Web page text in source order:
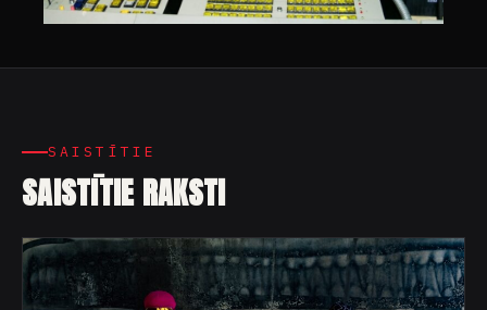
SAISTĪTIE
SAISTĪTIE RAKSTI